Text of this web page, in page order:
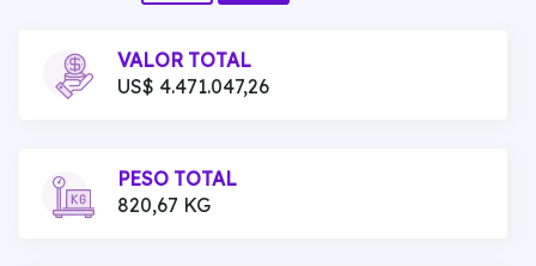
VALOR TOTAL
US$ 4.471.047,26
PESO TOTAL
820,67 KG